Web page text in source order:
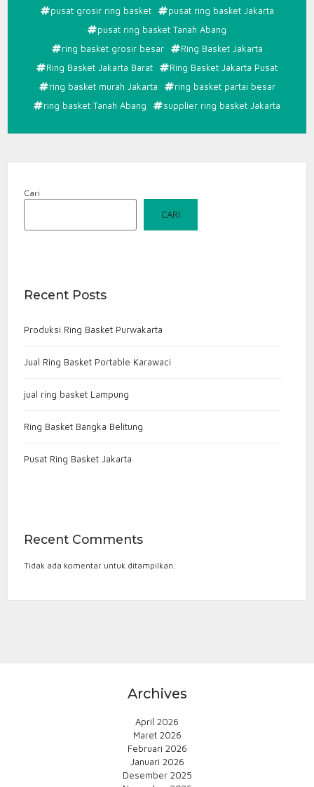
pusat grosir ring basket
pusat ring basket Jakarta
pusat ring basket Tanah Abang
ring basket grosir besar
Ring Basket Jakarta
Ring Basket Jakarta Barat
Ring Basket Jakarta Pusat
ring basket murah Jakarta
ring basket partai besar
ring basket Tanah Abang
supplier ring basket Jakarta
Cari
CARI
Recent Posts
Produksi Ring Basket Purwakarta
Jual Ring Basket Portable Karawaci
jual ring basket Lampung
Ring Basket Bangka Belitung
Pusat Ring Basket Jakarta
Recent Comments
Tidak ada komentar untuk ditampilkan.
Archives
April 2026
Maret 2026
Februari 2026
Januari 2026
Desember 2025